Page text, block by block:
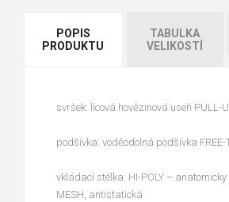
POPIS
PRODUKTU
TABULKA
VELIKOSTÍ
svršek: lícová hovězinová useň PULL-
podšívka: voděodolná podšívka FREE-
vkládací stélka: HI-POLY –
MESH, antistatická